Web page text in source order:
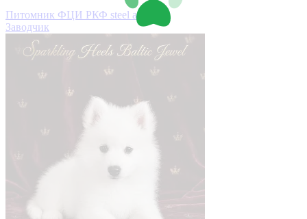
Питомник ФЦИ РКФ steel and sty
Заводчик